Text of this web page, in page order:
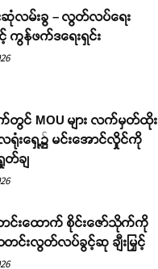
ဆုံလမ်းခွ – လွတ်လပ်ရေး
ကွန်ဖက်ဒရေးရှင်း
င် MOU များ လက်မှတ်ထိုး
ရုံးရှေ့၌ မင်းအောင်လှိုင်ကို
ချ
င်းထောက် စိုင်းဇော်သိုက်ကို
တင်းလွတ်လပ်ခွင့်ဆု ချီးမြှင့်